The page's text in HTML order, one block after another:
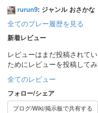
rurun9: ジャンル おさか
全てのプレー履歴を見る
新着レビュー
レビューはまだ投稿されて
ためにレビューを投稿して
全てのレビュー
フォロー/シェア
ブログ/Wiki/掲示板で共有する